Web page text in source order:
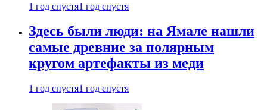
1 год спустя1 год спустя
Здесь были люди: на Ямале нашли
самые древние за полярным
кругом артефакты из меди
1 год спустя1 год спустя